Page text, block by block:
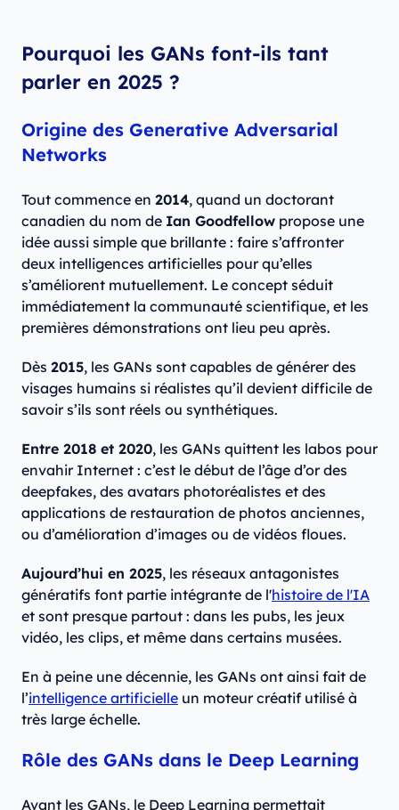
Pourquoi les GANs font-ils tant
parler en 2025 ?
Origine des Generative Adversarial
Networks
Tout commence en 2014, quand un doctorant
canadien du nom de Ian Goodfellow propose une
idée aussi simple que brillante : faire s’affronter
deux intelligences artificielles pour qu’elles
s’améliorent mutuellement. Le concept séduit
immédiatement la communauté scientifique, et les
premières démonstrations ont lieu peu après.
Dès 2015, les GANs sont capables de générer des
visages humains si réalistes qu’il devient difficile de
savoir s’ils sont réels ou synthétiques.
Entre 2018 et 2020, les GANs quittent les labos pour
envahir Internet : c’est le début de l’âge d’or des
deepfakes, des avatars photoréalistes et des
applications de restauration de photos anciennes,
ou d’amélioration d’images ou de vidéos floues.
Aujourd’hui en 2025, les réseaux antagonistes
génératifs font partie intégrante de l'histoire de l'IA
et sont presque partout : dans les pubs, les jeux
vidéo, les clips, et même dans certains musées.
En à peine une décennie, les GANs ont ainsi fait de
l’intelligence artificielle un moteur créatif utilisé à
très large échelle.
Rôle des GANs dans le Deep Learning
Avant les GANs, le Deep Learning permettait